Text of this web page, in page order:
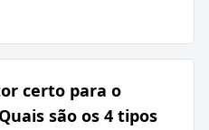
certo para o
são os 4 tipos